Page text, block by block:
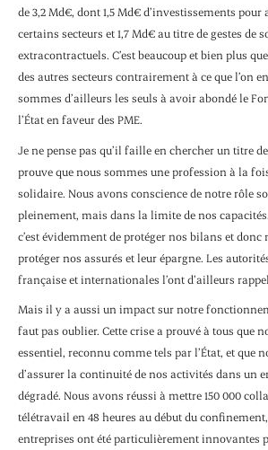
de 3,2 Md€, dont 1,5 Md€ d’investissements pour
certains secteurs et 1,7 Md€ au titre de gestes de
extracontractuels. C’est beaucoup et bien plus
des autres secteurs contrairement à ce que l’on
sommes d’ailleurs les seuls à avoir abondé le
l’État en faveur des PME.
Je ne pense pas qu’il faille en chercher un titre
prouve que nous sommes une profession à la
solidaire. Nous avons conscience de notre rôle
pleinement, mais dans la limite de nos
c’est évidemment de protéger nos bilans et donc
protéger nos assurés et leur épargne. Les
française et internationales l’ont d’ailleurs
Mais il y a aussi un impact sur notre
faut pas oublier. Cette crise a prouvé à tous que
essentiel, reconnu comme tels par l’État, et que
d’assurer la continuité de nos activités dans un
dégradé. Nous avons réussi à mettre 150 000
télétravail en 48 heures au début du
entreprises ont été particulièrement innovantes